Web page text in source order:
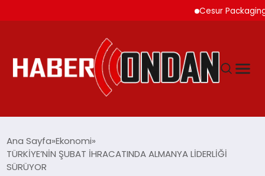
Cesur Packaging,
SIYASET
Ana Sayfa Ekonomi
TÜRKİYE’NİN ŞUBAT İHRACATINDA ALMANYA LİDERLİĞİ
SÜRÜYOR